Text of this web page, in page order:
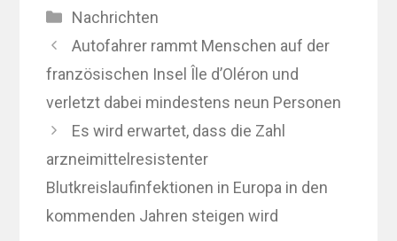
Kategorien
Nachrichten
Autofahrer rammt Menschen auf der
französischen Insel Île d’Oléron und
verletzt dabei mindestens neun Personen
Es wird erwartet, dass die Zahl
arzneimittelresistenter
Blutkreislaufinfektionen in Europa in den
kommenden Jahren steigen wird